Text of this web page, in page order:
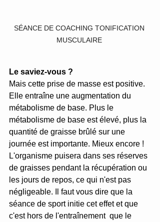
SÉANCE DE COACHING TONIFICATION
MUSCULAIRE
Le saviez-vous ?
Mais cette prise de masse est positive.
Elle entraîne une augmentation du
métabolisme de base. Plus le
métabolisme de base est élevé, plus la
quantité de graisse brûlé sur une
journée est importante. Mieux encore !
L'organisme puisera dans ses réserves
de graisses pendant la récupération ou
les jours de repos, ce qui n'est pas
négligeable. Il faut vous dire que la
séance de sport initie cet effet et que
c'est hors de l'entraînement  que le